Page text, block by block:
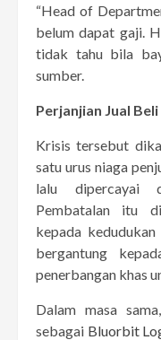
“Head of
belum dapat gaji.
tidak tahu bila
sumber.
Perjanjian Jual
Krisis tersebut
satu urus niaga
lalu dipercayai
Pembatalan itu
kepada
bergantung
penerbangan khas
Dalam masa
sebagai Bluorbit